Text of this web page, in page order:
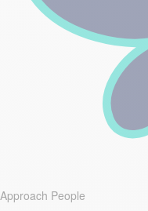
Approach People